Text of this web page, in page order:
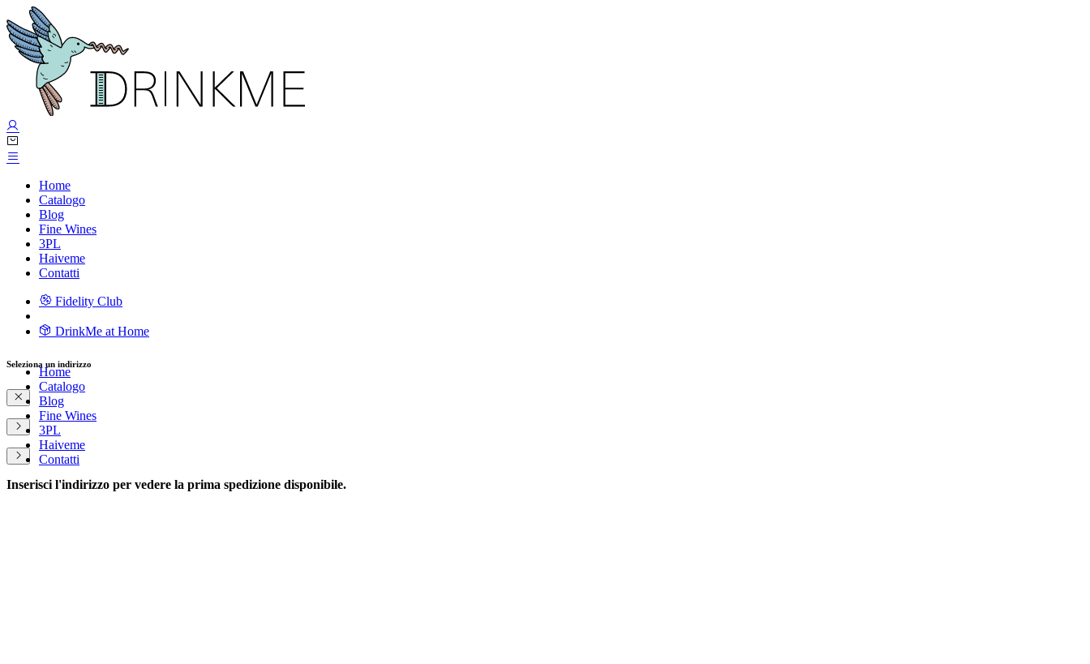
Home
Catalogo
Blog
Fine Wines
3PL
Haiveme
Contatti
Fidelity Club
DrinkMe at Home
Home
Catalogo
Blog
Fine Wines
3PL
Haiveme
Contatti
Seleziona un indirizzo
Inserisci l'indirizzo per vedere la prima spedizione disponibile.